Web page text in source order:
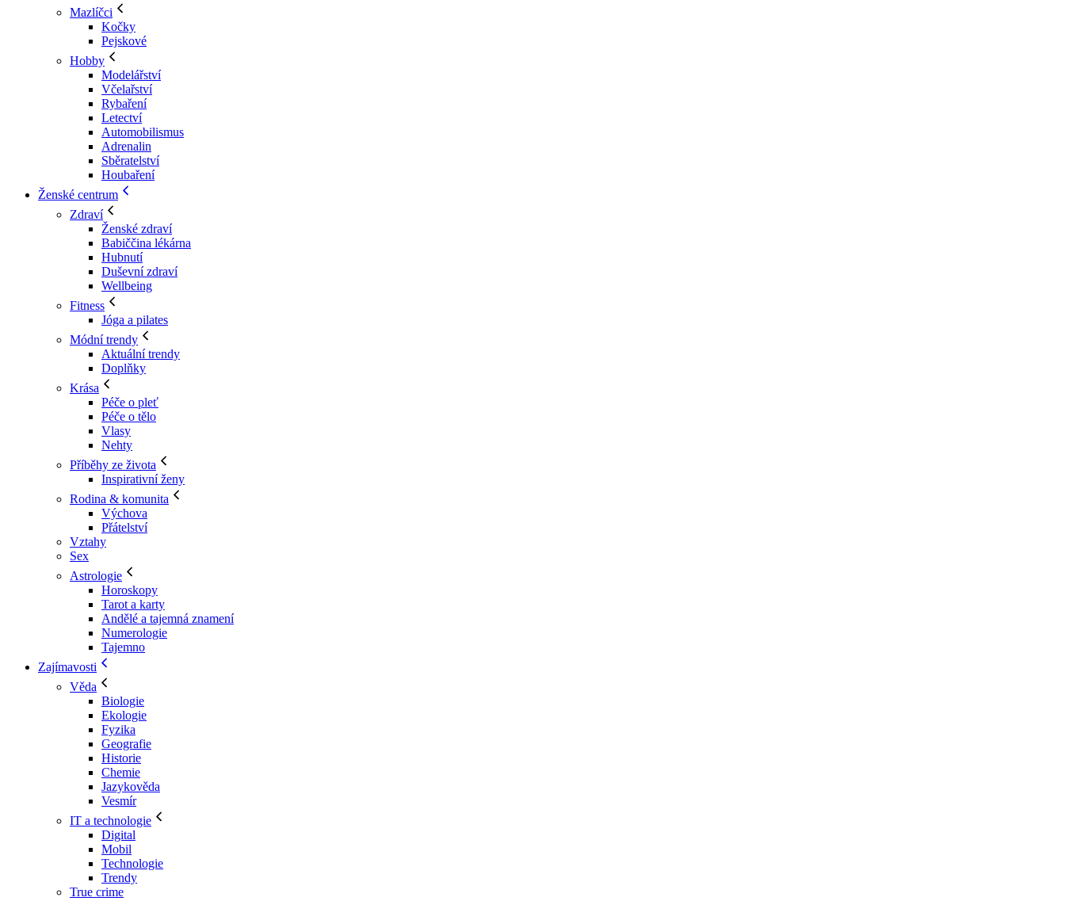
Mazlíčci
Kočky
Pejskové
Hobby
Modelářství
Včelařství
Rybaření
Letectví
Automobilismus
Adrenalin
Sběratelství
Houbaření
Ženské centrum
Zdraví
Ženské zdraví
Babiččina lékárna
Hubnutí
Duševní zdraví
Wellbeing
Fitness
Jóga a pilates
Módní trendy
Aktuální trendy
Doplňky
Krása
Péče o pleť
Péče o tělo
Vlasy
Nehty
Příběhy ze života
Inspirativní ženy
Rodina & komunita
Výchova
Přátelství
Vztahy
Sex
Astrologie
Horoskopy
Tarot a karty
Andělé a tajemná znamení
Numerologie
Tajemno
Zajímavosti
Věda
Biologie
Ekologie
Fyzika
Geografie
Historie
Chemie
Jazykověda
Vesmír
IT a technologie
Digital
Mobil
Technologie
Trendy
True crime